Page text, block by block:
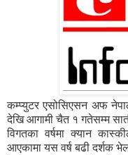
कम्प्युटर एसोसिएसन अफ
देखि आगामी चैत १ गतेसम्म
विगतका वर्षमा क्यान
आएकामा यस वर्ष बढी दर्शक